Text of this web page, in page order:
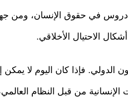
دروس في حقوق الإنسان، ومن
الاحتيال الأخلاقي.
الدولي. فإذا كان اليوم لا
من قبل النظام